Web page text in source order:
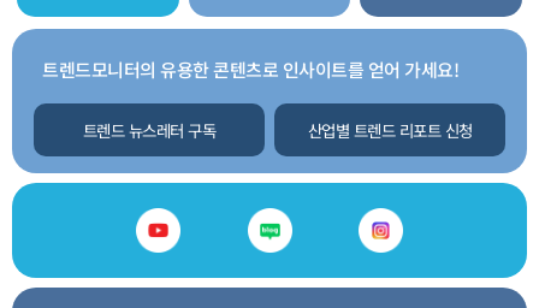
트렌드모니터의 유용한 콘텐츠로 인사이트를 얻어 가세요!
트렌드 뉴스레터 구독 산업별 트렌드 리포트 신청